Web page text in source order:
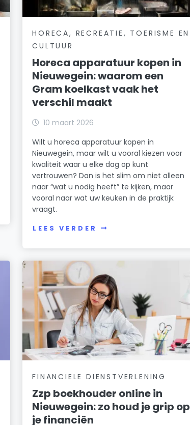
HORECA, RECREATIE, TOERISME EN
CULTUUR
Horeca apparatuur kopen in
Nieuwegein: waarom een
Gram koelkast vaak het
verschil maakt
10 maart 2026
Wilt u horeca apparatuur kopen in
Nieuwegein, maar wilt u vooral kiezen voor
kwaliteit waar u elke dag op kunt
vertrouwen? Dan is het slim om niet alleen
naar “wat u nodig heeft” te kijken, maar
vooral naar wat uw keuken in de praktijk
vraagt.
LEES VERDER
FINANCIELE DIENSTVERLENING
Zzp boekhouder online in
Nieuwegein: zo houd je grip op
je financiën